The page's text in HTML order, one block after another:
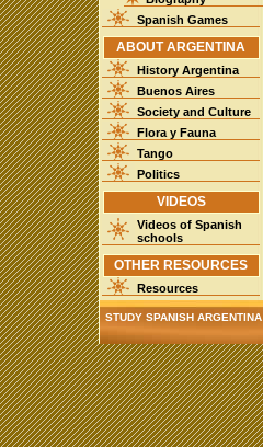
Spanish Games
ABOUT ARGENTINA
History Argentina
Buenos Aires
Society and Culture
Flora y Fauna
Tango
Politics
VIDEOS
Videos of Spanish
schools
OTHER RESOURCES
Resources
STUDY SPANISH ARGENTINA